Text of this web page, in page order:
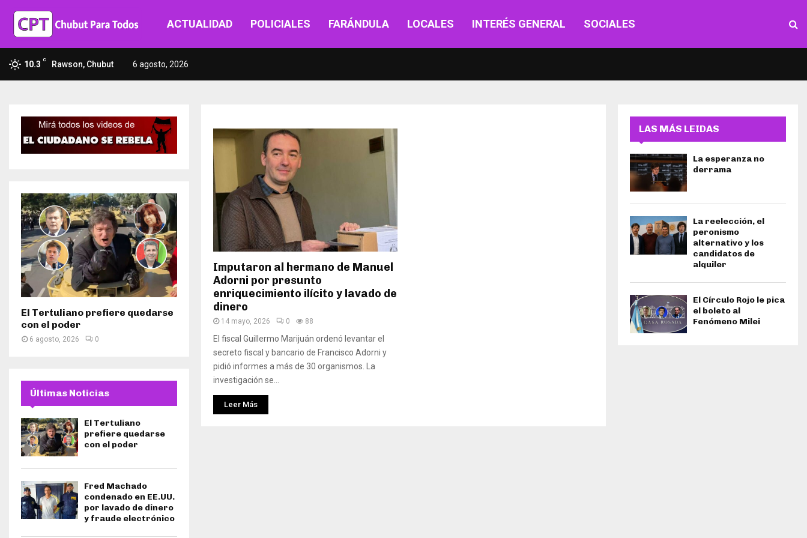
ACTUALIDAD POLICIALES FARÁNDULA LOCALES INTERÉS GENERAL SOCIALES
10.3 C Rawson, Chubut 6 agosto, 2026
Imputaron al hermano de Manuel
Adorni por presunto
enriquecimiento ilícito y lavado de
dinero
14 mayo, 2026 0 88
El fiscal Guillermo Marijuán ordenó levantar el
secreto fiscal y bancario de Francisco Adorni y
pidió informes a más de 30 organismos. La
investigación se...
Leer Más
El Tertuliano prefiere quedarse
con el poder
6 agosto, 2026 0
Últimas Noticias
El Tertuliano
prefiere quedarse
con el poder
Fred Machado
condenado en EE.UU.
por lavado de dinero
y fraude electrónico
LAS MÁS LEIDAS
La esperanza no
derrama
La reelección, el
peronismo
alternativo y los
candidatos de
alquiler
El Círculo Rojo le pica
el boleto al
Fenómeno Milei